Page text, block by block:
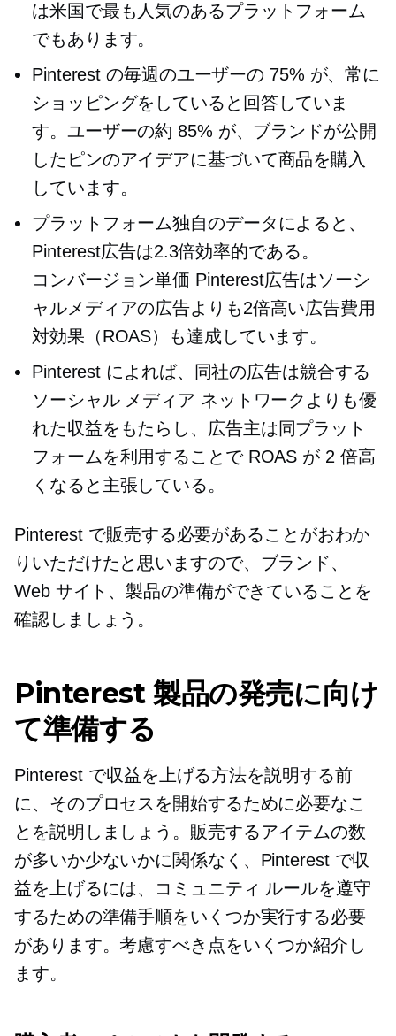
は米国で最も人気のあるプラットフォーム
でもあります。
Pinterest の毎週のユーザーの 75% が、常に
ショッピングをしていると回答していま
す。ユーザーの約 85% が、ブランドが公開
したピンのアイデアに基づいて商品を購入
しています。
プラットフォーム独自のデータによると、
Pinterest広告は2.3倍効率的である。
コンバージョン単価 Pinterest広告はソーシ
ャルメディアの広告よりも2倍高い広告費用
対効果（ROAS）も達成しています。
Pinterest によれば、同社の広告は競合する
ソーシャル メディア ネットワークよりも優
れた収益をもたらし、広告主は同プラット
フォームを利用することで ROAS が 2 倍高
くなると主張している。
Pinterest で販売する必要があることがおわか
りいただけたと思いますので、ブランド、
Web サイト、製品の準備ができていることを
確認しましょう。
Pinterest 製品の発売に向け
て準備する
Pinterest で収益を上げる方法を説明する前
に、そのプロセスを開始するために必要なこ
とを説明しましょう。販売するアイテムの数
が多いか少ないかに関係なく、Pinterest で収
益を上げるには、コミュニティ ルールを遵守
するための準備手順をいくつか実行する必要
があります。考慮すべき点をいくつか紹介し
ます。